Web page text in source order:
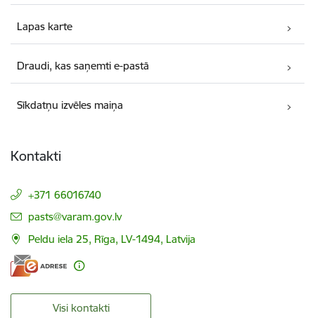
Lapas karte
Draudi, kas saņemti e-pastā
Sīkdatņu izvēles maiņa
Kontakti
+371 66016740
E-pasts:
pasts@varam.gov.lv
Peldu iela 25, Rīga, LV-1494, Latvija
Visi kontakti